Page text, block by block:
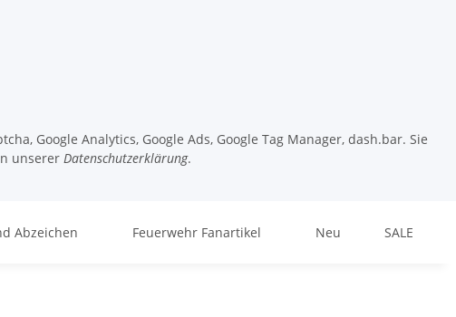
Google Analytics, Google Ads, Google Tag Manager, dash.bar. Sie
unserer Datenschutzerklärung.
Abzeichen Feuerwehr Fanartikel Neu SALE